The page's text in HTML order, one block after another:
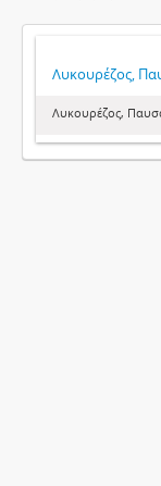
Λυκουρέζος,
Λυκουρέζος,